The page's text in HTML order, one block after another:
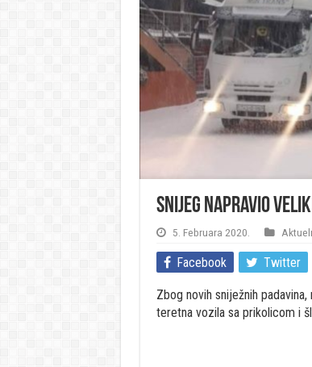
Snijeg napravio
5. Februara 2020.
Facebook Twitter
Zbog novih sniježnih
teretna vozila sa prikolicom i